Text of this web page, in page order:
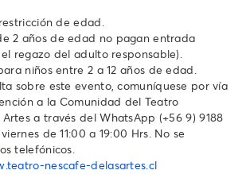
de edad.
2 años de edad no pagan entrada
regazo del adulto responsable).
niños entre 2 a 12 años de edad.
sobre este evento, comuníquese por vía
a la Comunidad del Teatro
Artes a través del WhatsApp (+56 9) 9188
de 11:00 a 19:00 Hrs. No se
telefónicos.
nescafe-delasartes.cl